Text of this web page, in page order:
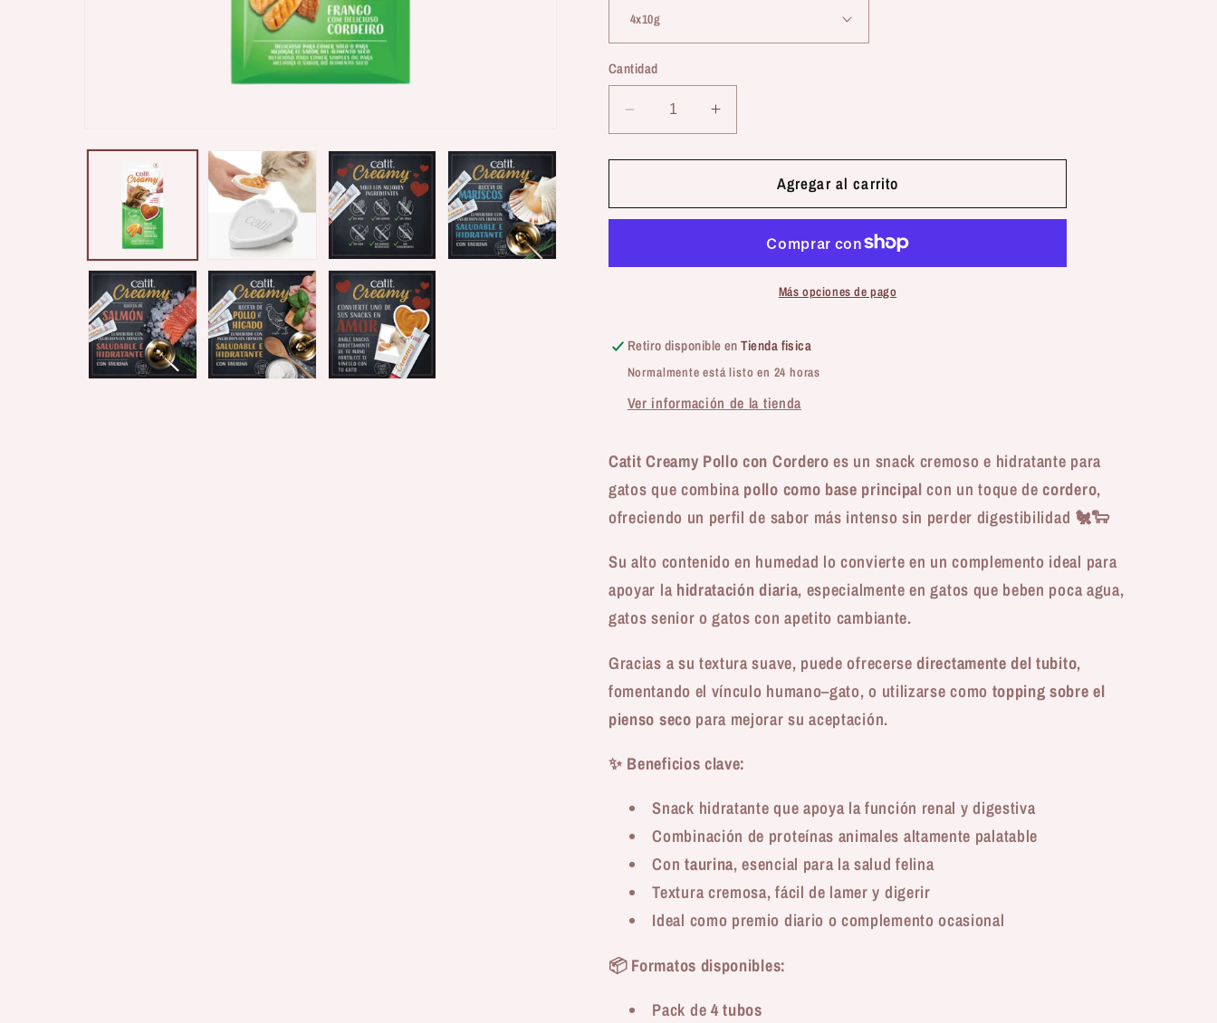
Cantidad
Reducir
cantidad
para
|
con
Snack
cremoso
e
hidratante
Aumentar
cantidad
para
|
con
Cordero
Snack
cremoso
e
hidratante
Agregar al carrito
Más opciones de pago
Retiro disponible enTienda fisica
Normalmente está listo en 24 horas
Ver información de la tienda
Catit Creamy Pollo con Cordero es un snack cremoso e hidratante para
gatos que combina pollo como base principal con un toque decordero,
ofreciendo un perfil de sabor más intenso sin perder digestibilidad 🐔🐑
Su alto contenido en humedad lo convierte en un complemento ideal para
apoyar la hidratación diaria, especialmente en gatos que beben poca agua,
gatos senior o gatos con apetito cambiante.
Gracias a su textura suave, puede ofrecersedirectamente del tubito,
fomentando el vínculo humano–gato, o utilizarse como topping sobre el
pienso seco para mejorar su aceptación.
✨ Beneficios clave:
Snack hidratante que apoya la función renal y digestiva
Combinación de proteínas animales altamente palatable
Contaurina, esencial para la salud felina
Textura cremosa, fácil de lamer y digerir
Ideal como premio diario o complemento ocasional
📦 Formatos disponibles:
Pack de 4 tubos